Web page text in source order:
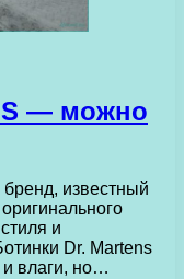
― можно
известный
и
Dr. Martens
влаги, но…